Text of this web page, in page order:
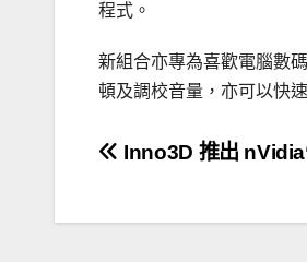
程式。
新組合亦專為喜歡電腦數
頓及調校音量，亦可以快
文Inno3D 推出